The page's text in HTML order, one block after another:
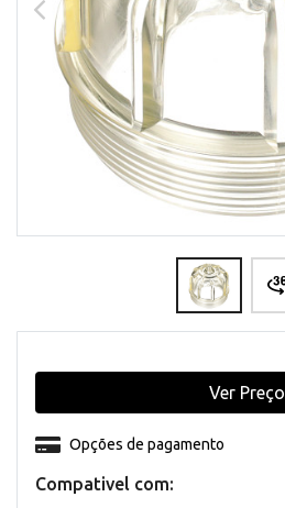
Compativel com:
Opções de pagamento
Ver Preço